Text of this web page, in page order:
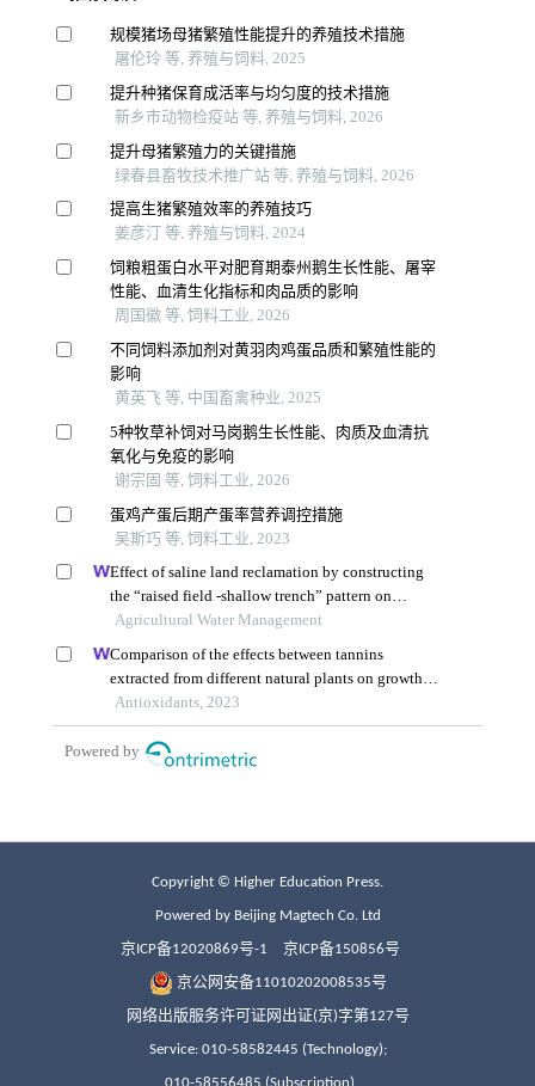
Copyright © Higher Education Press.
Powered by Beijing Magtech Co. Ltd
京ICP备12020869号-1 京ICP备150856号
京公网安备11010202008535号
网络出版服务许可证网出证(京)字第127号
Service: 010-58582445 (Technology);